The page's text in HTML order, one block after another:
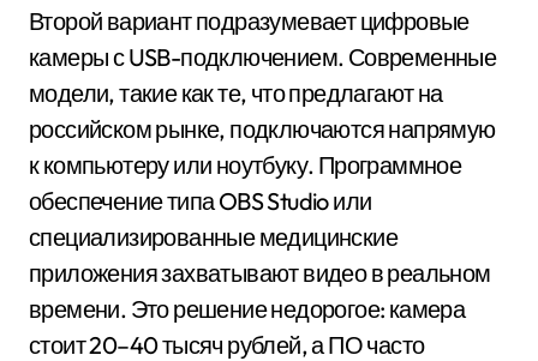
Второй вариант подразумевает цифровые
камеры с USB-подключением. Современные
модели, такие как те, что предлагают на
российском рынке, подключаются напрямую
к компьютеру или ноутбуку. Программное
обеспечение типа OBS Studio или
специализированные медицинские
приложения захватывают видео в реальном
времени. Это решение недорогое: камера
стоит 20–40 тысяч рублей, а ПО часто